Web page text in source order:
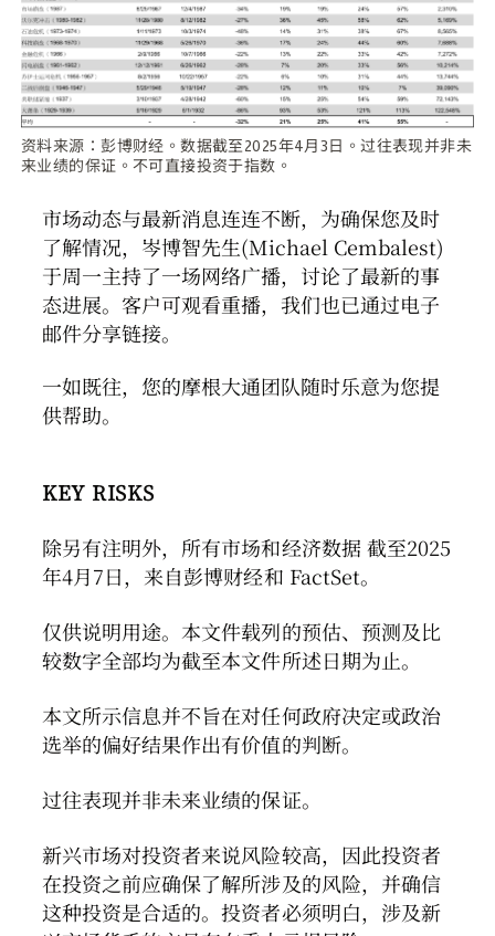
资料来源：彭博财经。数据截至2025年4月3日。过往表现并非未
来业绩的保证。不可直接投资于指数。
市场动态与最新消息连连不断，为确保您及时
了解情况，岑博智先生(Michael Cembalest)
于周一主持了一场网络广播，讨论了最新的事
态进展。客户可观看重播，我们也已通过电子
邮件分享链接。
一如既往，您的摩根大通团队随时乐意为您提
供帮助。
KEY RISKS
除另有注明外，所有市场和经济数据 截至2025
年4月7日，来自彭博财经和 FactSet。
仅供说明用途。本文件载列的预估、预测及比
较数字全部均为截至本文件所述日期为止。
本文所示信息并不旨在对任何政府决定或政治
选举的偏好结果作出有价值的判断。
过往表现并非未来业绩的保证。
新兴市场对投资者来说风险较高，因此投资者
在投资之前应确保了解所涉及的风险，并确信
这种投资是合适的。投资者必须明白，涉及新